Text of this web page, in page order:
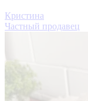
Кристина
Частный продавец